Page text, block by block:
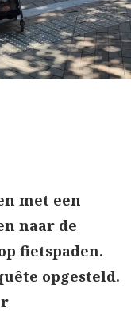
met een
naar de
fietspaden.
opgesteld.